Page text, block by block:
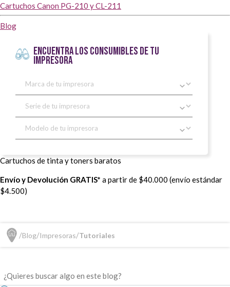
Cartuchos Canon PG-210 y CL-211
Blog
ENCUENTRA LOS CONSUMIBLES DE TU
IMPRESORA
Cartuchos de tinta y toners baratos
Envío y Devolución GRATIS* a partir de $40.000 (envío estándar
$4.500)
Blog Impresoras Tutoriales